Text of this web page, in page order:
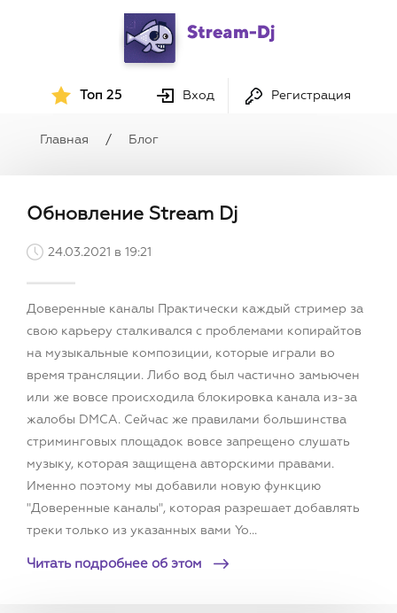
Топ 25 Вход Регистрация
Главная / Блог
Обновление Stream Dj
24.03.2021 в 19:21
Доверенные каналы Практически каждый стример за
свою карьеру сталкивался с проблемами копирайтов
на музыкальные композиции, которые играли во
время трансляции. Либо вод был частично замьючен
или же вовсе происходила блокировка канала из-за
жалобы DMCA. Сейчас же правилами большинства
стриминговых площадок вовсе запрещено слушать
музыку, которая защищена авторскими правами.
Именно поэтому мы добавили новую функцию
"Доверенные каналы", которая разрешает добавлять
треки только из указанных вами Yo...
Читать подробнее об этом